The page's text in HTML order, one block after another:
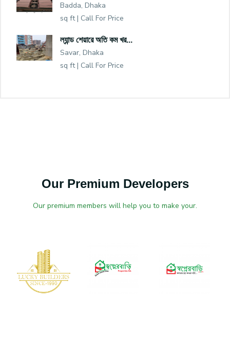
Badda, Dhaka
sq ft | Call For Price
ল্যান্ড শেয়ারে অতি কম খর...
Savar, Dhaka
sq ft | Call For Price
Our Premium Developers
Our premium members will help you to make your.